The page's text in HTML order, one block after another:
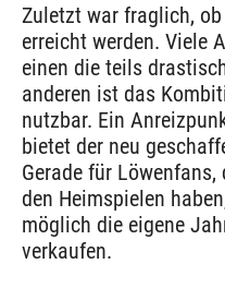
Zuletzt war fraglich,
erreicht werden. Viele
einen die teils
anderen ist das
nutzbar. Ein
bietet der neu
Gerade für
den Heimspielen
möglich die eigene
verkaufen.